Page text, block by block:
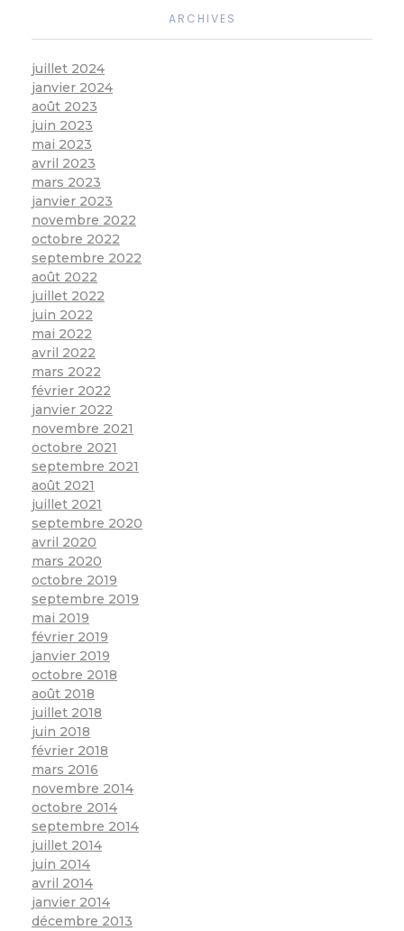
ARCHIVES
juillet 2024
janvier 2024
août 2023
juin 2023
mai 2023
avril 2023
mars 2023
janvier 2023
novembre 2022
octobre 2022
septembre 2022
août 2022
juillet 2022
juin 2022
mai 2022
avril 2022
mars 2022
février 2022
janvier 2022
novembre 2021
octobre 2021
septembre 2021
août 2021
juillet 2021
septembre 2020
avril 2020
mars 2020
octobre 2019
septembre 2019
mai 2019
février 2019
janvier 2019
octobre 2018
août 2018
juillet 2018
juin 2018
février 2018
mars 2016
novembre 2014
octobre 2014
septembre 2014
juillet 2014
juin 2014
avril 2014
janvier 2014
décembre 2013